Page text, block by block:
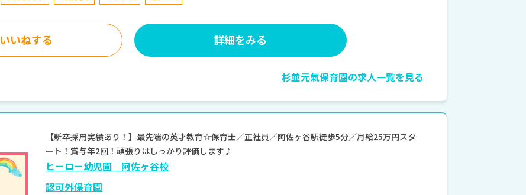
いいねする 詳細をみる
杉並元氣保育園の求人一覧を見る
【新卒採用実績あり！】最先端の英才教育☆保育士／正社員／阿佐ヶ谷駅徒歩5分／月給25万円スタ
ート！賞与年2回！頑張りはしっかり評価します♪
ヒーロー幼児園 阿佐ヶ谷校
認可外保育園